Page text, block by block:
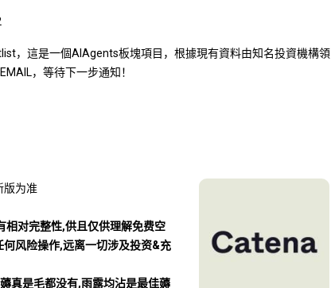
，這是一個AIAgents板塊項目，根據現有資料由知名投資機構領
，等待下一步通知！
版为准
相对完整性,供且仅供理解免费空
风险操作,远离一切涉及投资&充
真是毛都没有,雨露均沾是最佳薅